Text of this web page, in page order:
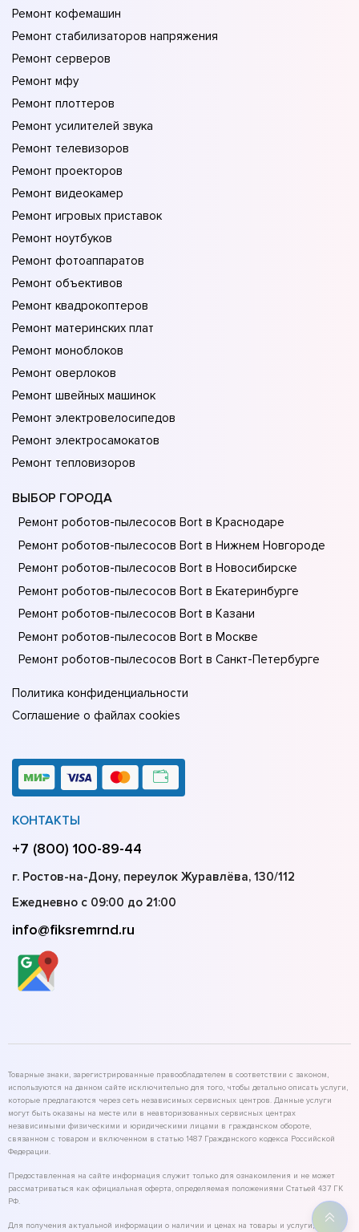
Ремонт кофемашин
Ремонт стабилизаторов напряжения
Ремонт серверов
Ремонт мфу
Ремонт плоттеров
Ремонт усилителей звука
Ремонт телевизоров
Ремонт проекторов
Ремонт видеокамер
Ремонт игровых приставок
Ремонт ноутбуков
Ремонт фотоаппаратов
Ремонт объективов
Ремонт квадрокоптеров
Ремонт материнских плат
Ремонт моноблоков
Ремонт оверлоков
Ремонт швейных машинок
Ремонт электровелосипедов
Ремонт электросамокатов
Ремонт тепловизоров
ВЫБОР ГОРОДА
Ремонт роботов-пылесосов Bort в Краснодаре
Ремонт роботов-пылесосов Bort в Нижнем Новгороде
Ремонт роботов-пылесосов Bort в Новосибирске
Ремонт роботов-пылесосов Bort в Екатеринбурге
Ремонт роботов-пылесосов Bort в Казани
Ремонт роботов-пылесосов Bort в Москве
Ремонт роботов-пылесосов Bort в Санкт-Петербурге
Политика конфиденциальности
Соглашение о файлах cookies
КОНТАКТЫ
+7 (800) 100-89-44
г. Ростов-на-Дону, переулок Журавлёва, 130/112
Ежедневно с 09:00 до 21:00
info@fiksremrnd.ru
Товарные знаки, зарегистрированные правообладателем в соответствии с законом,
используются на данном сайте исключительно для того, чтобы детально описать услуги,
которые предлагаются через сеть независимых сервисных центров. Данные услуги
могут быть оказаны на месте или в неавторизованных сервисных центрах
независимыми физическими и юридическими лицами в гражданском обороте,
связанном с товаром и включенном в статью 1487 Гражданского кодекса Российской
Федерации.
Предоставленная на сайте информация служит только для ознакомления и не может
рассматриваться как официальная оферта, определяемая положениями Статьей 437 ГК
РФ.
Для получения актуальной информации о наличии и ценах на товары и услуги,